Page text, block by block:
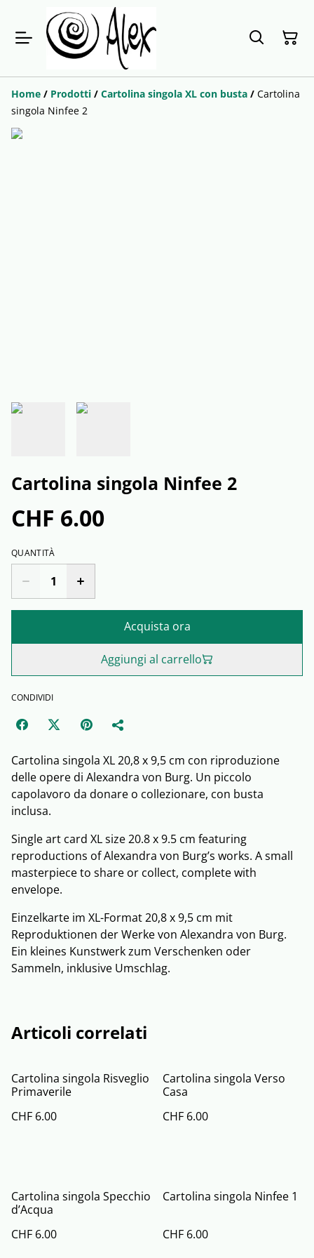
Home / Prodotti / Cartolina singola XL con busta / Cartolina
singola Ninfee 2
Cartolina singola Ninfee 2
CHF 6.00
QUANTITÀ
Acquista ora
Aggiungi al carrello
CONDIVIDI
Cartolina singola XL 20,8 x 9,5 cm con riproduzione
delle opere di Alexandra von Burg. Un piccolo
capolavoro da donare o collezionare, con busta
inclusa.
Single art card XL size 20.8 x 9.5 cm featuring
reproductions of Alexandra von Burg’s works. A small
masterpiece to share or collect, complete with
envelope.
Einzelkarte im XL-Format 20,8 x 9,5 cm mit
Reproduktionen der Werke von Alexandra von Burg.
Ein kleines Kunstwerk zum Verschenken oder
Sammeln, inklusive Umschlag.
Articoli correlati
Cartolina singola Risveglio
Primaverile
CHF 6.00
Cartolina singola Verso
Casa
CHF 6.00
Cartolina singola Specchio
d’Acqua
CHF 6.00
Cartolina singola Ninfee 1
CHF 6.00